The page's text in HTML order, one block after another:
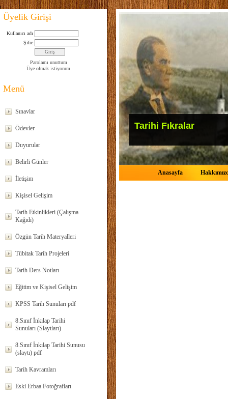
Üyelik Girişi
Kullanıcı adı
Şifre
Parolamı unuttum
Üye olmak istiyorum
Menü
Sınavlar
Ödevler
Duyurular
Belirli Günler
İletişim
Kişisel Gelişim
Tarih Etkinlikleri (Çalışma
Kağıdı)
Özgün Tarih Materyalleri
Tübitak Tarih Projeleri
Tarih Ders Notları
Eğitim ve Kişisel Gelişim
KPSS Tarih Sunuları pdf
8.Sınıf İnkılap Tarihi
Sunuları (Slaytları)
8.Sınıf İnkılap Tarihi Sunusu
(slaytı) pdf
Tarih Kavramları
Eski Erbaa Fotoğrafları
Tarihi Fıkralar
Anasayfa